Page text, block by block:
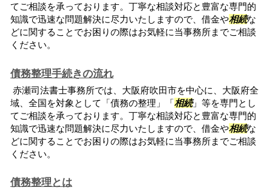
てご相談を承っております。丁寧な相談対応と豊富な専門的
知識で迅速な問題解決に尽力いたしますので、借金や相続な
どに関することでお困りの際はお気軽に当事務所までご相談
ください。
債務整理手続きの流れ
赤瀬司法書士事務所では、大阪府吹田市を中心に、大阪府全
域、全国を対象として「債務の整理」「相続」等を専門とし
てご相談を承っております。丁寧な相談対応と豊富な専門的
知識で迅速な問題解決に尽力いたしますので、借金や相続な
どに関することでお困りの際はお気軽に当事務所までご相談
ください。
債務整理とは